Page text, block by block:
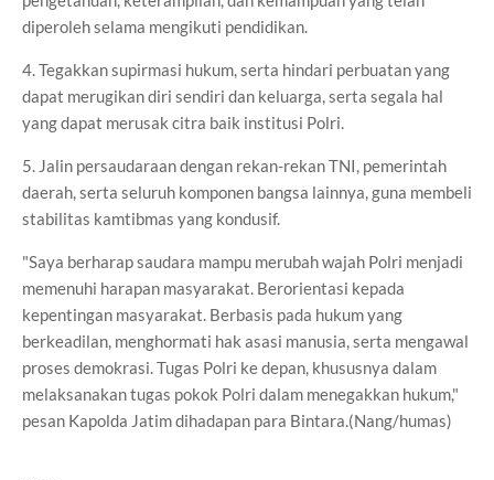
diperoleh selama mengikuti pendidikan.
4. Tegakkan supirmasi hukum, serta hindari perbuatan yang
dapat merugikan diri sendiri dan keluarga, serta segala hal
yang dapat merusak citra baik institusi Polri.
5. Jalin persaudaraan dengan rekan-rekan TNI, pemerintah
daerah, serta seluruh komponen bangsa lainnya, guna membeli
stabilitas kamtibmas yang kondusif.
"Saya berharap saudara mampu merubah wajah Polri menjadi
memenuhi harapan masyarakat. Berorientasi kepada
kepentingan masyarakat. Berbasis pada hukum yang
berkeadilan, menghormati hak asasi manusia, serta mengawal
proses demokrasi. Tugas Polri ke depan, khususnya dalam
melaksanakan tugas pokok Polri dalam menegakkan hukum,"
pesan Kapolda Jatim dihadapan para Bintara.(Nang/humas)